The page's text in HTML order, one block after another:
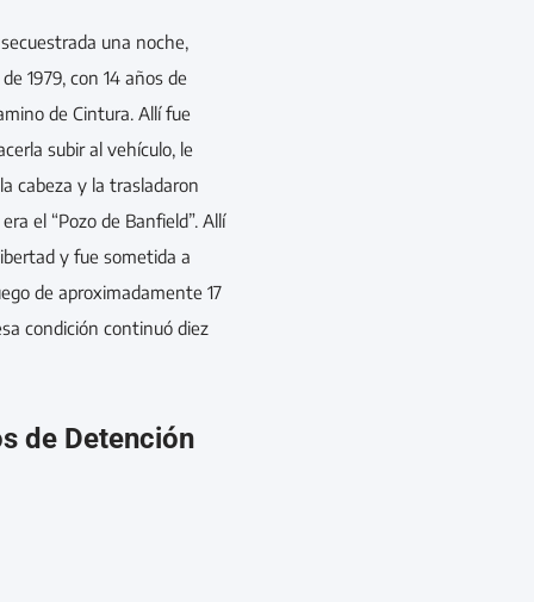
una noche,
1979, con 14 años de
de Cintura. Allí fue
subir al vehículo, le
cabeza y la trasladaron
el “Pozo de Banfield”. Allí
y fue sometida a
de aproximadamente 17
condición continuó diez
de Detención